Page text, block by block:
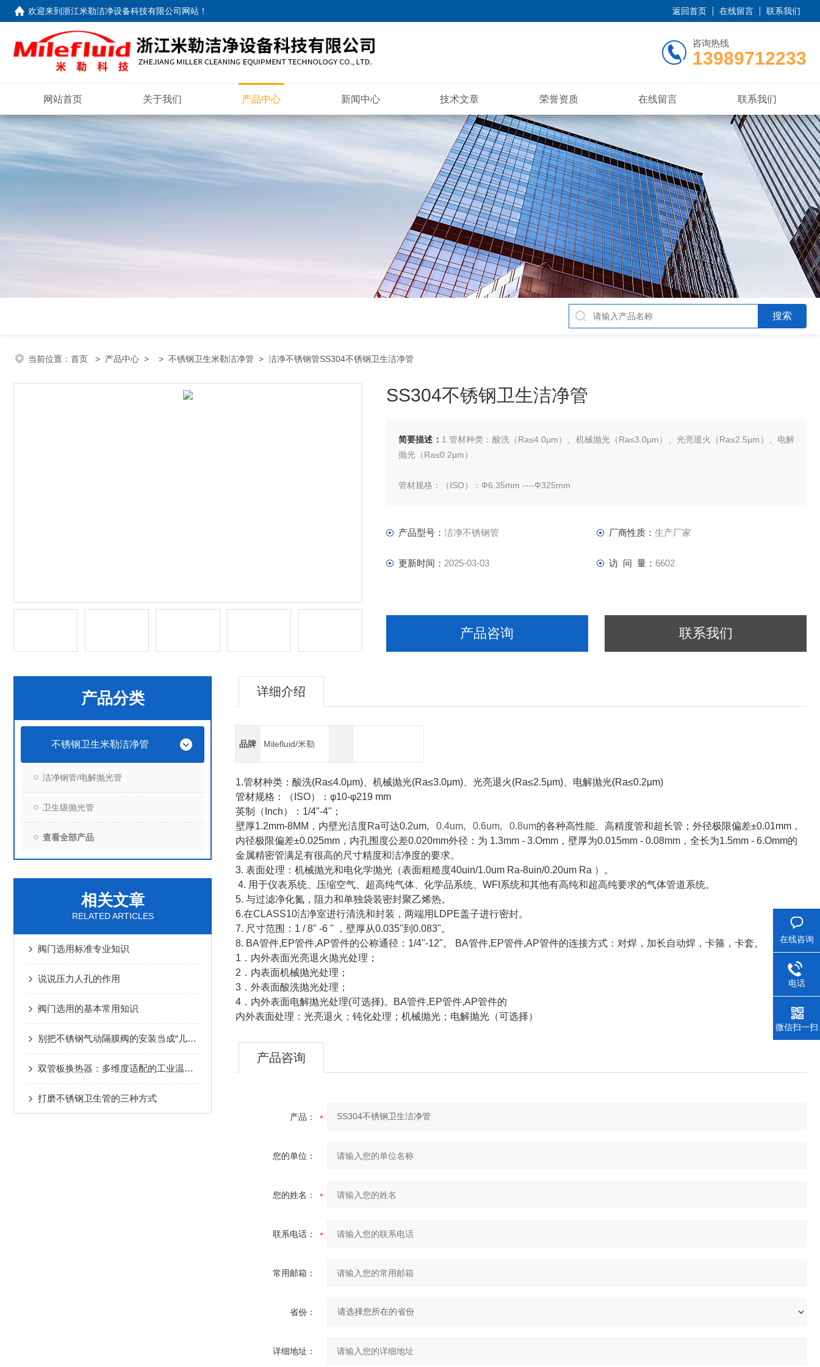
欢迎来到浙江米勒洁净设备科技有限公司网站 ！ 返回首页 在线留言 联系我们
咨询热线
13989712233
网站首页 关于我们 产品中心 新闻中心 技术文章 荣誉资质 在线留言 联系我们
当前位置： 首页 > 产品中心 > > 不锈钢卫生米勒洁净管 > 洁净不锈钢管SS304不锈钢卫生洁净管
SS304不锈钢卫生洁净管
简要描述： 1.管材种类：酸洗（Ra≤4.0µm）、机械抛光（Ra≤3.0µm）、光亮退火（Ra≤2.5µm）、电解
抛光（Ra≤0.2µm）
管材规格：（ISO）：Ф6.35mm ----Ф325mm
产品型号： 洁净不锈钢管 厂商性质： 生产厂家
更新时间： 2025-03-03 访 问 量： 6602
产品咨询 联系我们
产品分类
不锈钢卫生米勒洁净管
洁净钢管/电解抛光管
卫生级抛光管
查看全部产品
相关文章
RELATED ARTICLES
阀门选用标准专业知识
说说压力人孔的作用
阀门选用的基本常用知识
别把不锈钢气动隔膜阀的安装当成“儿戏”！
双管板换热器：多维度适配的工业温度控制方案
打磨不锈钢卫生管的三种方式
详细介绍
品牌 Milefluid/米勒
1.管材种类：酸洗(Ra≤4.0μm) 、机械抛光(Ra≤3.0μm) 、光亮退火(Ra≤2.5μm) 、电解抛光(Ra≤0.2μm)
管材规格：
（ ISO）： φ10-φ219 mm
英制（ Inch）： 1/4"-4" ；
壁厚1.2mm-8MM ，内壁光洁度Ra可达0.2um, 0.4um, 0.6um, 0.8um的各种高性能、高精度管和超长管；外径极限偏差±0.01mm ，
内径极限偏差±0.025mm ，内孔围度公差0.020mm外径：为 1.3mm - 3.Omm ，壁厚为0.015mm - 0.08mm ，全长为1.5mm - 6.Omm的
金属精密管满足有很高的尺寸精度和洁净度的要求。
3. 表面处理：机械抛光和电化学抛光（表面粗糙度40uin/1.0um Ra-8uin/0.20um Ra ）。
4. 用于仪表系统、压缩空气、超高纯气体、化学品系统、 WFI 系统和其他有高纯和超高纯要求的气体管道系统。
5. 与过滤净化氮，阻力和单独袋装密封聚乙烯热。
6.在CLASS10洁净室进行清洗和封装，两端用 LDPE盖子进行密封。
7. 尺寸范围： 1 / 8" -6 " ，壁厚从0.035"到 0.083"。
8. BA管件,EP管件,AP管件的公称通径： 1/4"-12"。 BA管件,EP管件,AP管件的连接方式：对焊，加长自动焊，卡箍，卡套。
1 ．内外表面光亮退火抛光处理；
2 ．内表面机械抛光处理；
3 ．外表面酸洗抛光处理；
4 ．内外表面电解抛光处理(可选择)。 BA管件,EP管件,AP管件的
内外表面处理：光亮退火；钝化处理；机械抛光；电解抛光（可选择）
产品咨询
产品：
您的单位：
您的姓名：
联系电话：
常用邮箱：
省份：
详细地址：
在线咨询
电话
微信扫一扫